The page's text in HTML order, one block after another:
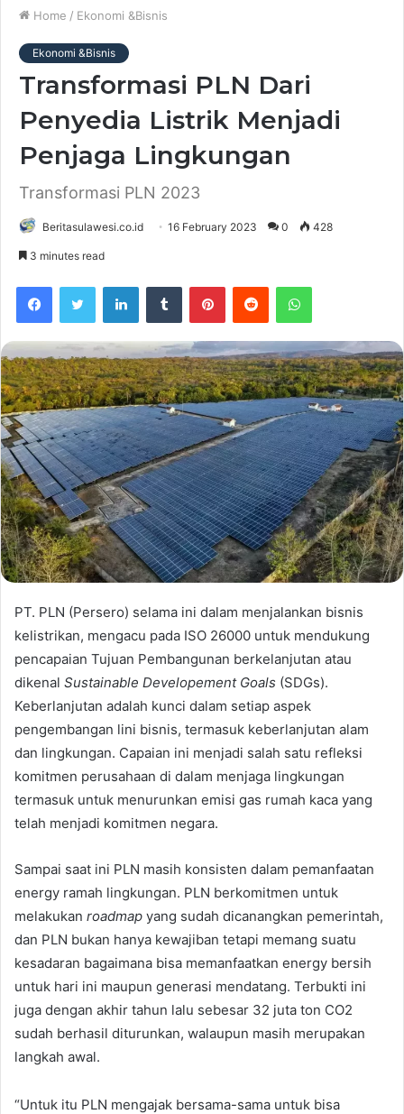
Home / Ekonomi &Bisnis
Ekonomi &Bisnis
Transformasi PLN Dari
Penyedia Listrik Menjadi
Penjaga Lingkungan
Transformasi PLN 2023
Beritasulawesi.co.id 16 February 2023 0 428
3 minutes read
PT. PLN (Persero) selama ini dalam menjalankan bisnis
kelistrikan, mengacu pada ISO 26000 untuk mendukung
pencapaian Tujuan Pembangunan berkelanjutan atau
dikenal Sustainable Developement Goals (SDGs).
Keberlanjutan adalah kunci dalam setiap aspek
pengembangan lini bisnis, termasuk keberlanjutan alam
dan lingkungan. Capaian ini menjadi salah satu refleksi
komitmen perusahaan di dalam menjaga lingkungan
termasuk untuk menurunkan emisi gas rumah kaca yang
telah menjadi komitmen negara.
Sampai saat ini PLN masih konsisten dalam pemanfaatan
energy ramah lingkungan. PLN berkomitmen untuk
melakukan roadmap yang sudah dicanangkan pemerintah,
dan PLN bukan hanya kewajiban tetapi memang suatu
kesadaran bagaimana bisa memanfaatkan energy bersih
untuk hari ini maupun generasi mendatang. Terbukti ini
juga dengan akhir tahun lalu sebesar 32 juta ton CO2
sudah berhasil diturunkan, walaupun masih merupakan
langkah awal.
“Untuk itu PLN mengajak bersama-sama untuk bisa